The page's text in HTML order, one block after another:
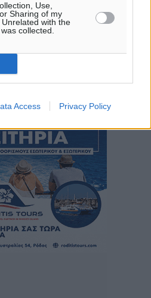
Use,
Sharing of my
with the
collected.
Access Privacy Policy